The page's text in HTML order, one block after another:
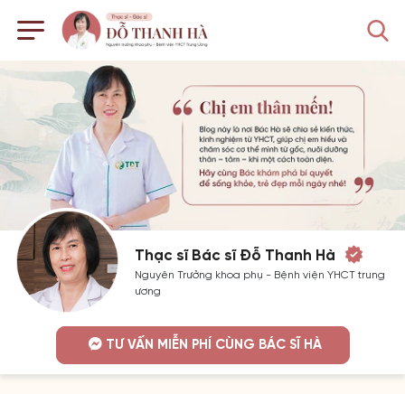
Thạc sĩ Bác sĩ Đỗ Thanh Hà
Nguyên Trưởng khoa phụ - Bệnh viện YHCT trung
ương
TƯ VẤN MIỄN PHÍ CÙNG BÁC SĨ HÀ